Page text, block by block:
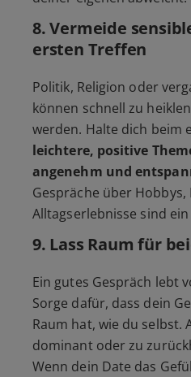
8.Vermeide
ersten Treffen
Politik, Religion oder
können schnell zu
werden. Halte dich beim
leichtere, positive
angenehm und
Gespräche über Hobbys,
Alltagserlebnisse sind
9. Lass Raum für
Ein gutes Gespräch lebt
Sorge dafür, dass dein
Raum hat, wie du selbst.
dominant oder zu
Wenn dein Date das